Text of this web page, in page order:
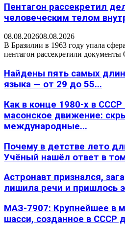
Пентагон рассекретил
человеческим телом
08.08.202608.08.2026
В Бразилии в 1963 году упала
пентагон рассекретили
Найдены пять самых
языка — от 29 до 55...
Как в конце 1980-х в СССР
масонское движение:
международные...
Почему в детстве лето
Учёный нашёл ответ в
Астронавт признался,
лишила речи и пришлось
МАЗ-7907: Крупнейшее в
шасси, созданное в СССР